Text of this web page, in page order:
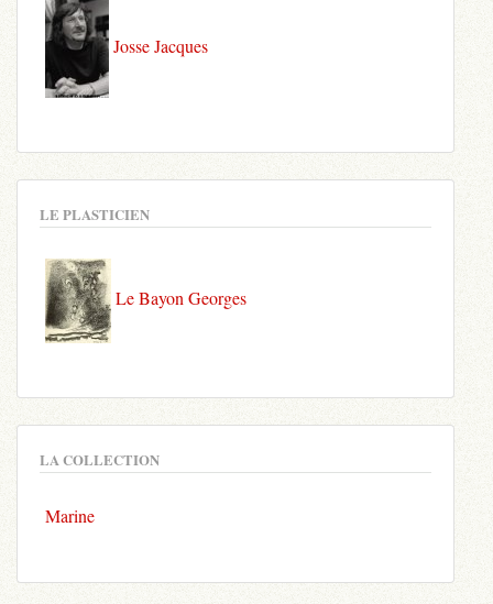
Josse Jacques
LE PLASTICIEN
Le Bayon Georges
LA COLLECTION
Marine